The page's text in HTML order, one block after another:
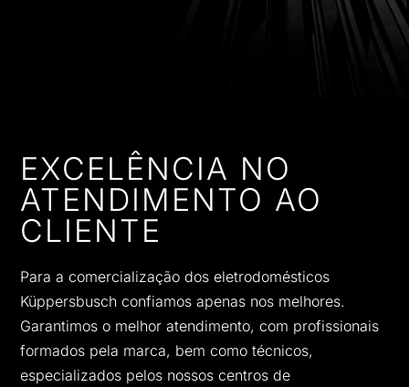
EXCELÊNCIA NO
ATENDIMENTO AO
CLIENTE
Para a comercialização dos eletrodomésticos
Küppersbusch confiamos apenas nos melhores.
Garantimos o melhor atendimento, com profissionais
formados pela marca, bem como técnicos,
especializados pelos nossos centros de